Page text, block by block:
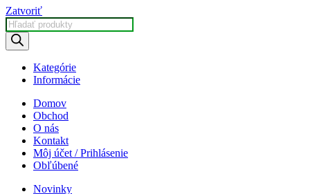
Zatvoriť
Products
search
Kategórie
Informácie
Domov
Obchod
O nás
Kontakt
Môj účet / Prihlásenie
Obľúbené
Novinky